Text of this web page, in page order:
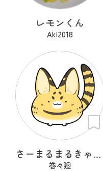
レモンくん
Aki2018
さーまるまるきゃっと
巻々廻